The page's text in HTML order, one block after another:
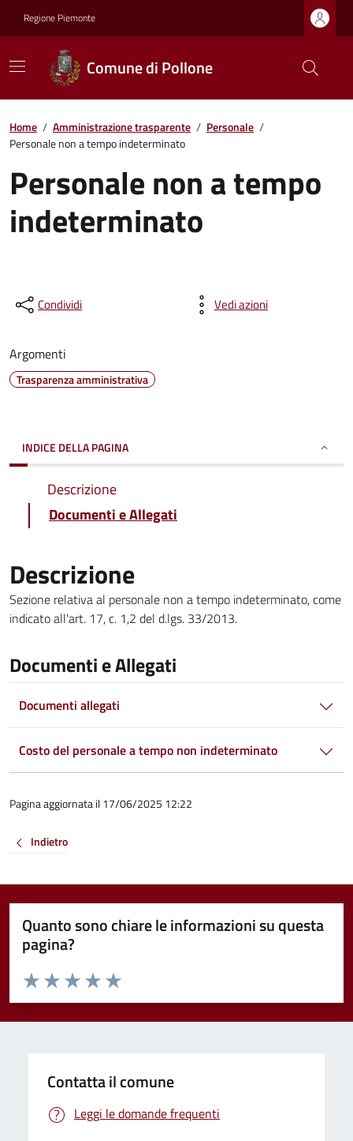
Regione Piemonte
Comune di Pollone
Home / Amministrazione trasparente / Personale /
Personale non a tempo indeterminato
Personale non a tempo
indeterminato
Condividi Vedi azioni
Argomenti
Trasparenza amministrativa
INDICE DELLA PAGINA
Descrizione
Documenti e Allegati
Descrizione
Sezione relativa al personale non a tempo indeterminato, come
indicato all'art. 17, c. 1,2 del d.lgs. 33/2013.
Documenti e Allegati
Documenti allegati
Costo del personale a tempo non indeterminato
Pagina aggiornata il 17/06/2025 12:22
Indietro
Quanto sono chiare le informazioni su questa
pagina?
Valuta da 1 a 5 stelle la pagina
Valuta 5 stelle su 5
Valuta 4 stelle su 5
Valuta 3 stelle su 5
Valuta 2 stelle su 5
Valuta 1 stelle su 5
Contatta il comune
Leggi le domande frequenti